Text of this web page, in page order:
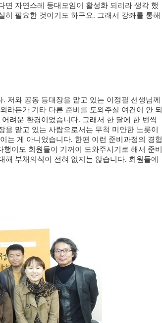
자연스레 등대모임이 활성화 되리라 생각 했
히 필요한 것이기도 하구요. 그래서 강좌를 통해
. 저와 공동 등대장을 맡고 있는 이정필 선생님께
라든가 기타 다른 준비를 도와주실 여건이 안 되
려운 환경이었습니다. 그래서 한 달에 한 번씩
을 맡고 있는 사람으로서는 무척 미안한 노릇이
는 게 아니었습니다. 한편 이런 준비과정의 경험
행이도 회원들이 기꺼이 도와주시기로 해서 준비
해 부채의식이 전혀 없지는 않습니다. 회원들에